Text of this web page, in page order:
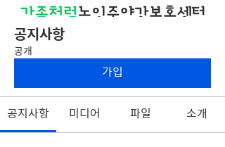
공지사항
공개
가입
공지사항 미디어 파일 소개